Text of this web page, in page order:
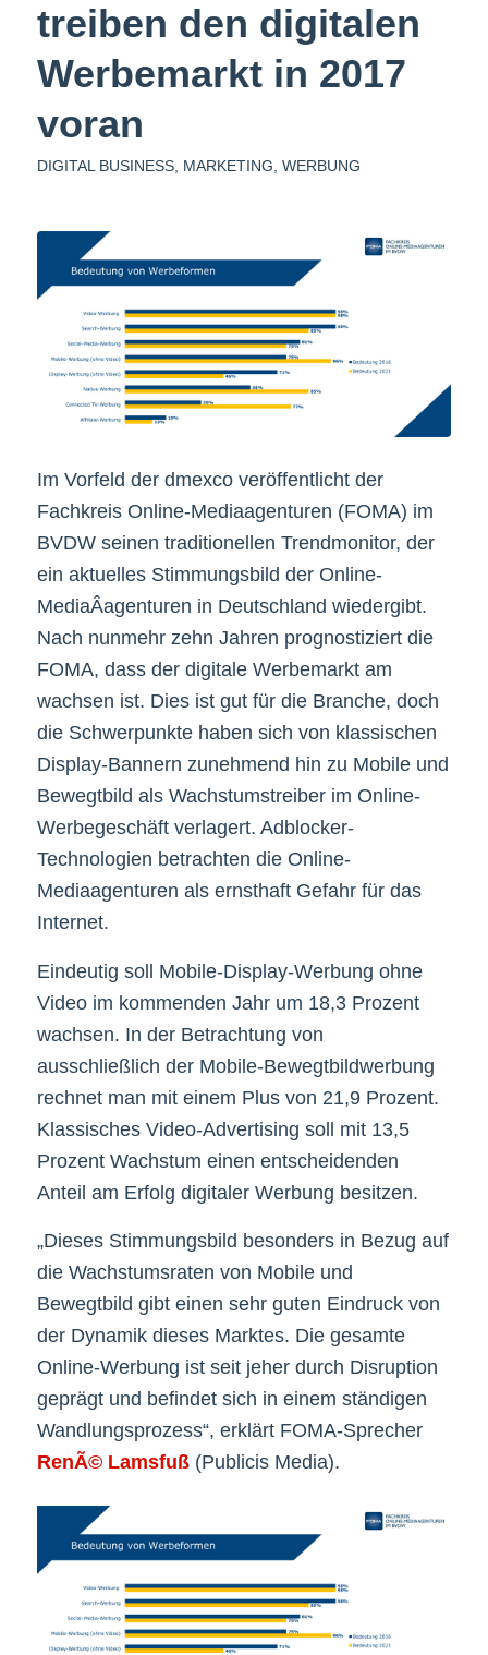
treiben den digitalen
Werbemarkt in 2017
voran
DIGITAL BUSINESS, MARKETING WERBUNG
Im Vorfeld der dmexco veröffentlicht der
Fachkreis Online-Mediaagenturen (FOMA) im
BVDW seinen traditionellen Trendmonitor, der
ein aktuelles Stimmungsbild der Online-
MediaÂ­agenturen in Deutschland wiedergibt.
Nach nunmehr zehn Jahren prognostiziert die
FOMA, dass der digitale Werbemarkt am
wachsen ist. Dies ist gut für die Branche, doch
die Schwerpunkte haben sich von klassischen
Display-Bannern zunehmend hin zu Mobile und
Bewegtbild als Wachstumstreiber im Online-
Werbegeschäft verlagert. Adblocker-
Technologien betrachten die Online-
Mediaagenturen als ernsthaft Gefahr für das
Internet.
Eindeutig soll Mobile-Display-Werbung ohne
Video im kommenden Jahr um 18,3 Prozent
wachsen. In der Betrachtung von
ausschließlich der Mobile-Bewegtbildwerbung
rechnet man mit einem Plus von 21,9 Prozent.
Klassisches Video-Advertising soll mit 13,5
Prozent Wachstum einen entscheidenden
Anteil am Erfolg digitaler Werbung besitzen.
„Dieses Stimmungsbild besonders in Bezug auf
die Wachstumsraten von Mobile und
Bewegtbild gibt einen sehr guten Eindruck von
der Dynamik dieses Marktes. Die gesamte
Online-Werbung ist seit jeher durch Disruption
geprägt und befindet sich in einem ständigen
Wandlungsprozess“, erklärt FOMA-Sprecher
RenÃ© Lamsfuß(Publicis Media).